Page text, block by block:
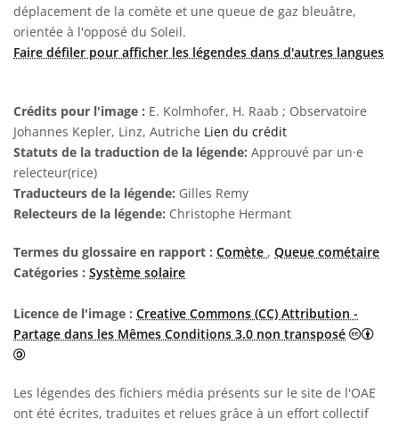
déplacement de la comète et une queue de gaz bleuâtre,
orientée à l'opposé du Soleil.
Faire défiler pour afficher les légendes dans d'autres langues
Crédits pour l'image : E. Kolmhofer, H. Raab ; Observatoire
Johannes Kepler, Linz, Autriche Lien du crédit
Statuts de la traduction de la légende: Approuvé par un·e
relecteur(rice)
Traducteurs de la légende: Gilles Remy
Relecteurs de la légende: Christophe Hermant
Termes du glossaire en rapport : Comète , Queue cométaire
Catégories : Système solaire
Licence de l'image : Creative Commons (CC) Attribution -
Partage dans les Mêmes Conditions 3.0 non transposé
Creative Commons (CC) Attribution - Partage dans les
Les légendes des fichiers média présents sur le site de l'OAE
ont été écrites, traduites et relues grâce à un effort collectif